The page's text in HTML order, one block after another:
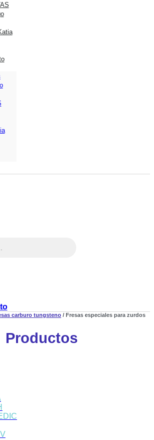
carburo tungsteno / Fresas especiales para zurdos
Productos